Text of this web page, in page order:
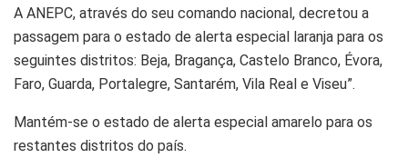
A ANEPC, através do seu comando nacional, decretou a
passagem para o estado de alerta especial laranja para os
seguintes distritos: Beja, Bragança, Castelo Branco, Évora,
Faro, Guarda, Portalegre, Santarém, Vila Real e Viseu”.
Mantém-se o estado de alerta especial amarelo para os
restantes distritos do país.